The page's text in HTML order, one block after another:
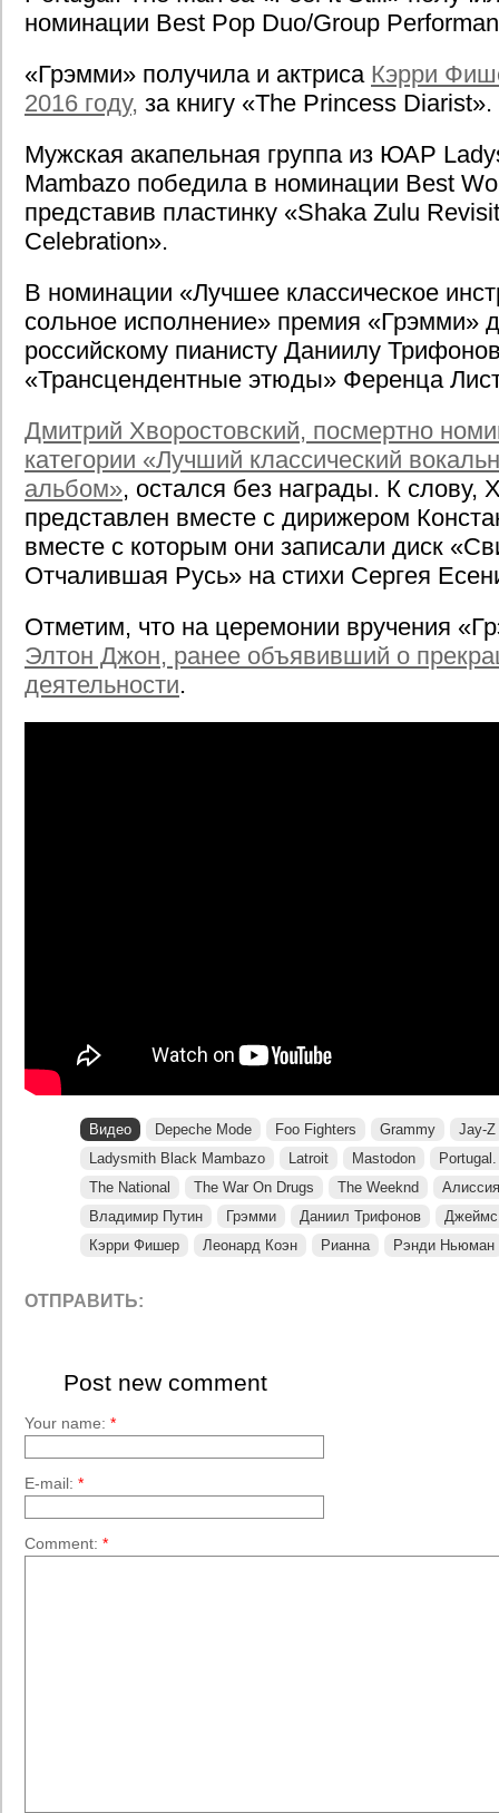
номинации Best Pop Duo/Group
«Грэмми» получила и актриса Кэрри
2016 году, за книгу «The Princess Diarist».
Мужская акапельная группа из ЮАР
Mambazo победила в номинации Best
представив пластинку «Shaka Zulu
Celebration».
В номинации «Лучшее классическое
сольное исполнение» премия «Грэмми»
российскому пианисту Даниилу
«Трансцендентные этюды» Ференца
Дмитрий Хворостовский, посмертно
категории «Лучший классический
альбом», остался без награды. К слову,
представлен вместе с дирижером
вместе с которым они записали диск
Отчалившая Русь» на стихи Сергея
Отметим, что на церемонии вручения
Элтон Джон, ранее объявивший о
деятельности.
Видео Depeche Mode Foo Fighters Grammy
Jay-Z
Ladysmith Black Mambazo
Latroit Mastodon
The National
The War On Drugs The Weeknd
Владимир Путин
Грэмми Даниил Трифонов
Кэрри Фишер
Леонард Коэн Рианна Рэнди Ньюман
ОТПРАВИТЬ:
Post new comment
Your name: *
E-mail: *
Comment: *